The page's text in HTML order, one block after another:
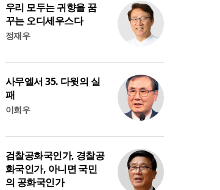
우리 모두는 귀향을 꿈
꾸는 오디세우스다
정재우
사무엘서 35. 다윗의 실
패
이희우
검찰공화국인가, 경찰공
화국인가, 아니면 국민
의 공화국인가